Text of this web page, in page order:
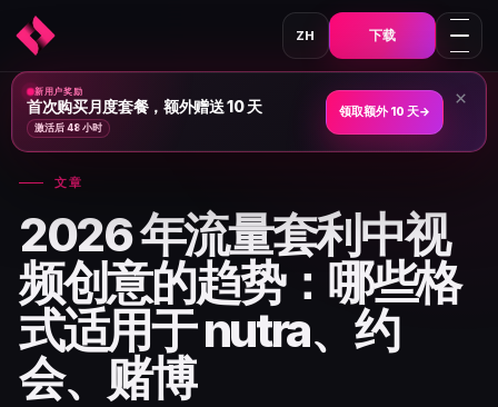
ZH 下载
首页›新闻与文章›
文章
2026 年流量套利中视
频创意的趋势：哪些格
式适用于 nutra、约
会、赌博
新用户奖励
首次购买月度套餐，额外赠送 10 天
激活后 48 小时
领取额外 10 天→
×